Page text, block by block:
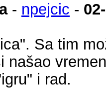
- npejcic -
Sa tim
našao
i rad.